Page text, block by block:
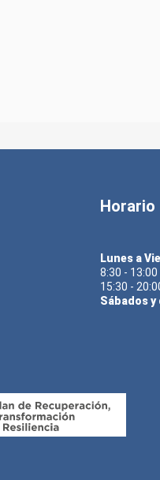
Horario
Lunes a
8:30 - 13:00
15:30 -
Sábados